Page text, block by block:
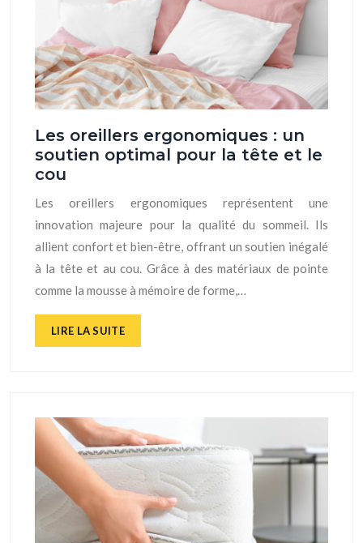
Les oreillers ergonomiques : un
soutien optimal pour la tête et le
cou
Les oreillers ergonomiques représentent une
innovation majeure pour la qualité du sommeil. Ils
allient confort et bien-être, offrant un soutien inégalé
à la tête et au cou. Grâce à des matériaux de pointe
comme la mousse à mémoire de forme,…
LIRE LA SUITE